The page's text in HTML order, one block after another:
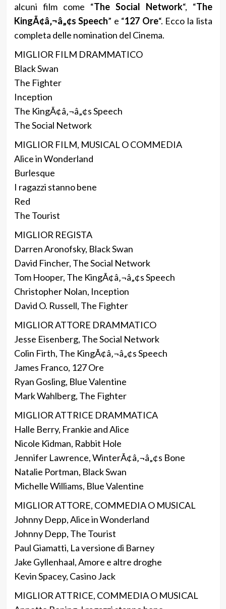
alcuni film come “The Social Network“, “The
KingÃ¢â‚¬â„¢s Speech” e “127 Ore“. Ecco la lista
completa delle nomination del Cinema.
MIGLIOR FILM DRAMMATICO
Black Swan
The Fighter
Inception
The KingÃ¢â‚¬â„¢s Speech
The Social Network
MIGLIOR FILM, MUSICAL O COMMEDIA
Alice in Wonderland
Burlesque
I ragazzi stanno bene
Red
The Tourist
MIGLIOR REGISTA
Darren Aronofsky, Black Swan
David Fincher, The Social Network
Tom Hooper, The KingÃ¢â‚¬â„¢s Speech
Christopher Nolan, Inception
David O. Russell, The Fighter
MIGLIOR ATTORE DRAMMATICO
Jesse Eisenberg, The Social Network
Colin Firth, The KingÃ¢â‚¬â„¢s Speech
James Franco, 127 Ore
Ryan Gosling, Blue Valentine
Mark Wahlberg, The Fighter
MIGLIOR ATTRICE DRAMMATICA
Halle Berry, Frankie and Alice
Nicole Kidman, Rabbit Hole
Jennifer Lawrence, WinterÃ¢â‚¬â„¢s Bone
Natalie Portman, Black Swan
Michelle Williams, Blue Valentine
MIGLIOR ATTORE, COMMEDIA O MUSICAL
Johnny Depp, Alice in Wonderland
Johnny Depp, The Tourist
Paul Giamatti, La versione di Barney
Jake Gyllenhaal, Amore e altre droghe
Kevin Spacey, Casino Jack
MIGLIOR ATTRICE, COMMEDIA O MUSICAL